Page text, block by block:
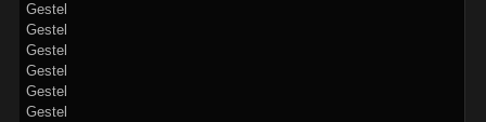
Gestel
Gestel
Gestel
Gestel
Gestel
Gestel